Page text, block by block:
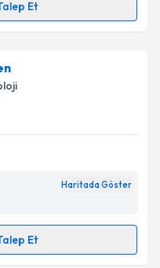
Et
randevu takvimi talebi
almanız için bir
ile bilgilendireceğiz.
ilişkin
verilerimin belirtilen
ediyorum.
Haritada Göster
Et